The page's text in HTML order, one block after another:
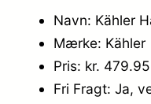
Navn: Kähler
Mærke: Kähler
Pris: kr. 479.95
Fri Fragt: Ja,